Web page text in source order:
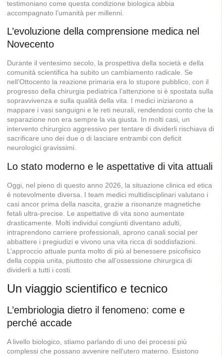
testimoniano come questa condizione biologica abbia
accompagnato l’umanità per millenni.
L’evoluzione della comprensione medica nel
Novecento
Durante il ventesimo secolo, la prospettiva della società e della
comunità scientifica ha subito un cambiamento radicale. Se
nell’Ottocento la reazione primaria era lo stupore pubblico, con il
progresso della chirurgia pediatrica l’attenzione si è spostata sulla
sopravvivenza e sulla qualità della vita. I medici iniziarono a
mappare i vasi sanguigni e le reti neurali, rendendosi conto che la
separazione non era sempre la via giusta. In molti casi, un
intervento chirurgico aggressivo per tentare di dividerli rischiava di
sacrificare uno dei due o di lasciare entrambi con deficit
neurologici gravissimi.
Lo stato moderno e le aspettative di vita attuali
Oggi, nel pieno di questo anno 2026, la situazione clinica ed etica
è notevolmente diversa. I team medici multidisciplinari valutano i
casi ancor prima della nascita, grazie a risonanze magnetiche
fetali ultra-precise. Le aspettative di vita sono aumentate
drasticamente. Molti individui congiunti diventano adulti,
intraprendono carriere professionali, aprono canali social per
abbattere i pregiudizi e vivono una vita ricca di soddisfazioni.
L’approccio attuale punta molto di più al benessere psicofisico
della coppia unita, piuttosto che all’ossessione chirurgica di
dividerli a tutti i costi.
Un viaggio scientifico e tecnico
L’embriologia dietro il fenomeno: come e
perché accade
A livello biologico, stiamo parlando di uno dei processi più
complessi che possano avvenire nell’utero materno. Esistono